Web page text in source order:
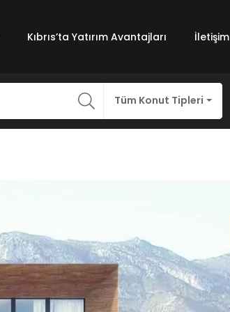
Kıbrıs’ta Yatırım Avantajları İletişim
Tüm Konut Tipleri